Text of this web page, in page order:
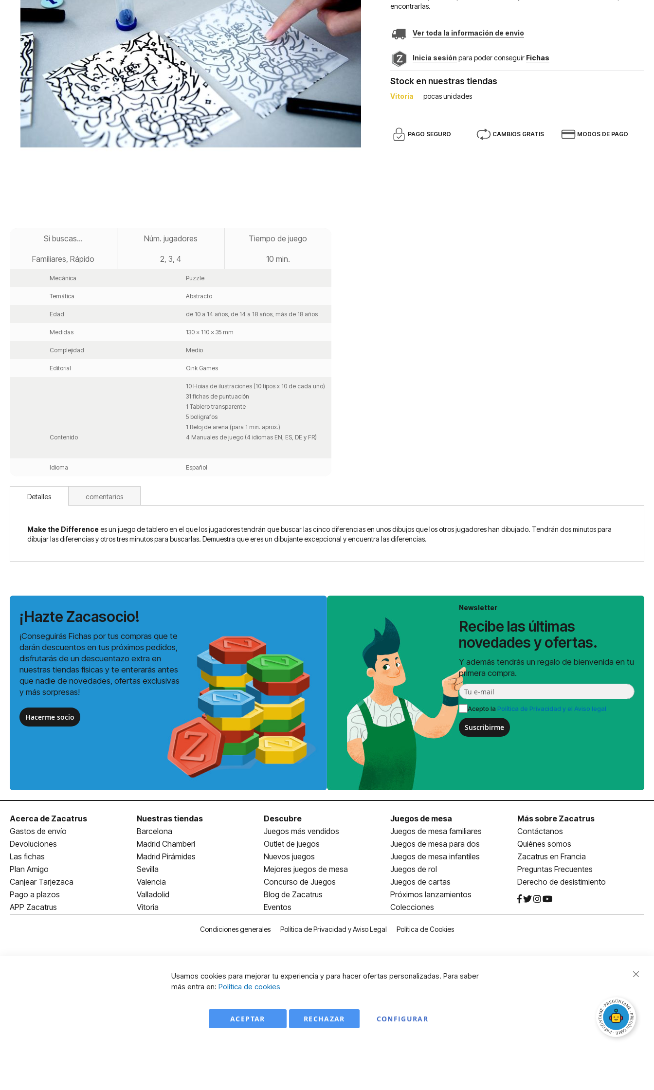
encontrarlas.
Ver toda la información de envio
Inicia sesión para poder conseguir Fichas
Stock en nuestras tiendas
Vitoria pocas unidades
PAGO SEGURO CAMBIOS GRATIS MODOS DE PAGO
Si buscas...
Familiares, Rápido
Núm. jugadores
2, 3, 4
Tiempo de juego
10 min.
Mecánica Puzzle
Temática Abstracto
Edad de 10 a 14 años, de 14 a 18 años, más de 18 años
Medidas 130 x 110 x 35 mm
Complejidad Medio
Editorial Oink Games
Contenido
10 Hoias de ilustraciones (10 tipos x 10 de cada uno)
31 fichas de puntuación
1 Tablero transparente
5 bolígrafos
1 Reloj de arena (para 1 min. aprox.)
4 Manuales de juego (4 idiomas EN, ES, DE y FR)
Idioma Español
Detalles
Make the Difference es un juego de tablero en el que los jugadores tendrán que buscar las cinco diferencias en unos dibujos que los otros jugadores han dibujado. Tendrán dos minutos para
dibujar las diferencias y otros tres minutos para buscarlas. Demuestra que eres un dibujante excepcional y encuentra las diferencias.
comentarios
¡Hazte Zacasocio!
¡Conseguirás Fichas por tus compras que te
darán descuentos en tus próximos pedidos,
disfrutarás de un descuentazo extra en
nuestras tiendas físicas y te enterarás antes
que nadie de novedades, ofertas exclusivas
y más sorpresas!
Hacerme socio
Newsletter
Recibe las últimas
novedades y ofertas.
Y además tendrás un regalo de bienvenida en tu
primera compra.
Acepto la Política de Privacidad y el Aviso legal
Suscribirme
Acerca de Zacatrus
Gastos de envío
Devoluciones
Las fichas
Plan Amigo
Canjear Tarjezaca
Pago a plazos
APP Zacatrus
Nuestras tiendas
Barcelona
Madrid Chamberí
Madrid Pirámides
Sevilla
Valencia
Valladolid
Vitoria
Descubre
Juegos más vendidos
Outlet de juegos
Nuevos juegos
Mejores juegos de mesa
Concurso de Juegos
Blog de Zacatrus
Eventos
Juegos de mesa
Juegos de mesa familiares
Juegos de mesa para dos
Juegos de mesa infantiles
Juegos de rol
Juegos de cartas
Próximos lanzamientos
Colecciones
Más sobre Zacatrus
Contáctanos
Quiénes somos
Zacatrus en Francia
Preguntas Frecuentes
Derecho de desistimiento
Condiciones generales Política de Privacidad y Aviso Legal Política de Cookies
Usamos cookies para mejorar tu experiencia y para hacer ofertas personalizadas. Para saber
más entra en: Política de cookies
ACEPTAR CONFIGURAR
RECHAZAR